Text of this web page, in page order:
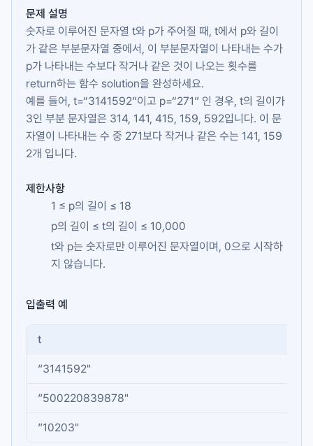
문제 설명
숫자로 이루어진 문자열 t와 p가 주어질 때, t에서 p와 길이
가 같은 부분문자열 중에서, 이 부분문자열이 나타내는 수가
p가 나타내는 수보다 작거나 같은 것이 나오는 횟수를
return하는 함수 solution을 완성하세요.
예를 들어, t=“3141592”이고 p=“271” 인 경우, t의 길이가
3인 부분 문자열은 314, 141, 415, 159, 592입니다. 이 문
자열이 나타내는 수 중 271보다 작거나 같은 수는 141, 159
2개 입니다.
제한사항
1 ≤ p의 길이 ≤ 18
p의 길이 ≤ t의 길이 ≤ 10,000
t와 p는 숫자로만 이루어진 문자열이며, 0으로 시작하
지 않습니다.
입출력 예
t
”3141592"
”500220839878"
”10203"